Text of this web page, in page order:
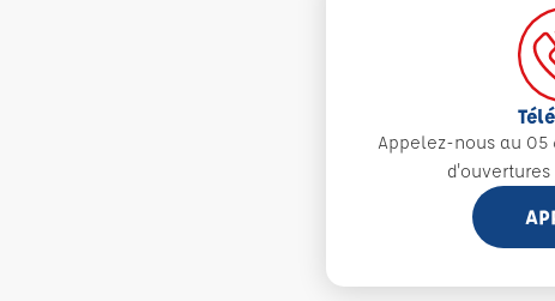
Appelez-nous au 05